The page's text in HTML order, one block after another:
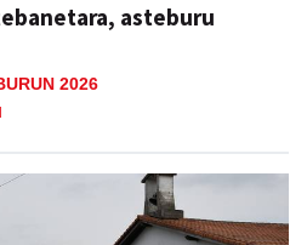
asteburu
2026